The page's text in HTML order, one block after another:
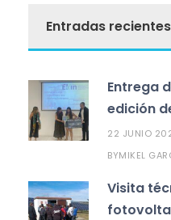
Entradas recientes
Entrega
edición
22 JUNIO
BYMIKEL
Visita